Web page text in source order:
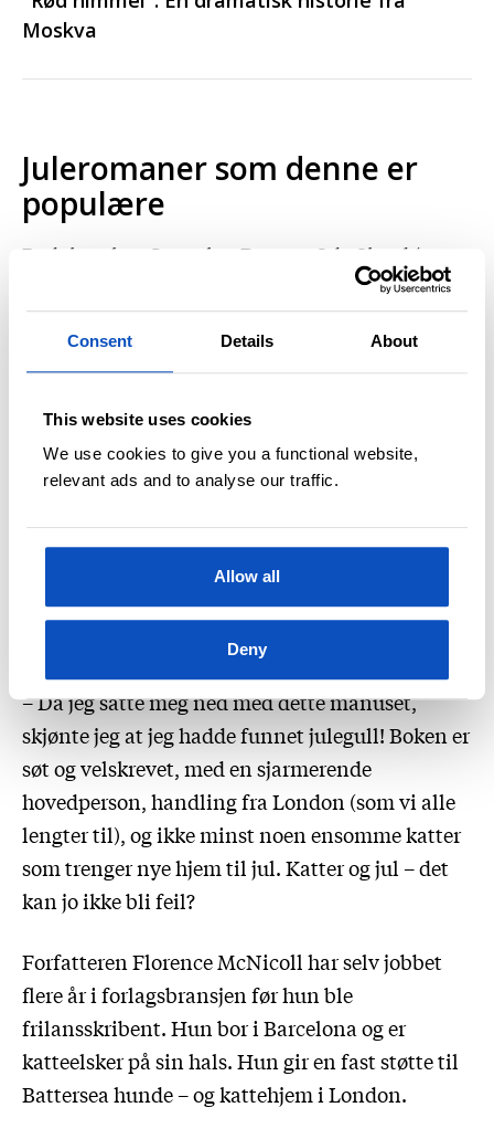
Consent Details About
This website uses cookies
We use cookies to give you a functional website,
relevant ads and to analyse our traffic.
Allow all
Deny
Moskva
Juleromaner som denne er
populære
Redaktør hos Cappelen Damm, Oda Skard (som
selv er katte-eier), forteller at romaner som
Julens ni livfenger de norske leserne:
– Lette og romantiske juleromaner har blitt
voldsomt populært blant norske lesere de siste
årene. Som redaktør har jeg derfor vurdert veldig
mange julebøker, fra USA og Storbritannia og
Da hun kom over manuset til
skjønte hun at hun hadde kommet over en
skikkelig godbit av en juleroman.
– Da jeg satte meg ned med dette manuset,
skjønte jeg at jeg hadde funnet julegull! Boken er
søt og velskrevet, med en sjarmerende
hovedperson, handling fra London (som vi alle
lengter til), og ikke minst noen ensomme katter
som trenger nye hjem til jul. Katter og jul – det
kan jo ikke bli feil?
Forfatteren Florence McNicoll har selv jobbet
flere år i forlagsbransjen før hun ble
frilansskribent. Hun bor i Barcelona og er
katteelsker på sin hals. Hun gir en fast støtte til
Battersea hunde – og kattehjem i London.